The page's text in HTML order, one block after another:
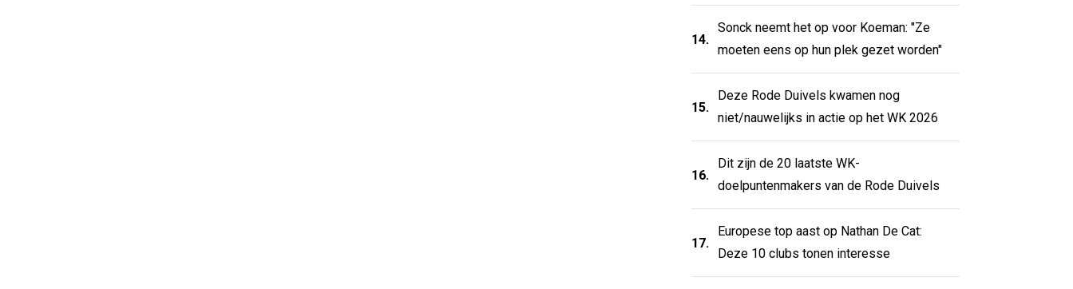
14.
Sonck neemt het op voor Koeman: "Ze
moeten eens op hun plek gezet worden"
15.
Deze Rode Duivels kwamen nog
niet/nauwelijks in actie op het WK 2026
16.
Dit zijn de 20 laatste WK-
doelpuntenmakers van de Rode Duivels
17.
Europese top aast op Nathan De Cat:
Deze 10 clubs tonen interesse